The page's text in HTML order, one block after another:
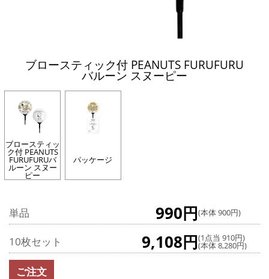
ブロースティック付 PEANUTS FURUFURU
バルーン スヌーピー
ブロースティッ
ク付 PEANUTS
FURUFURUバ
ルーン スヌー
ピー
パッケージ
単品 990円(本体 900円)
10枚セット 9,108円(1点当 910円)
(本体 8,280円)
ご注文